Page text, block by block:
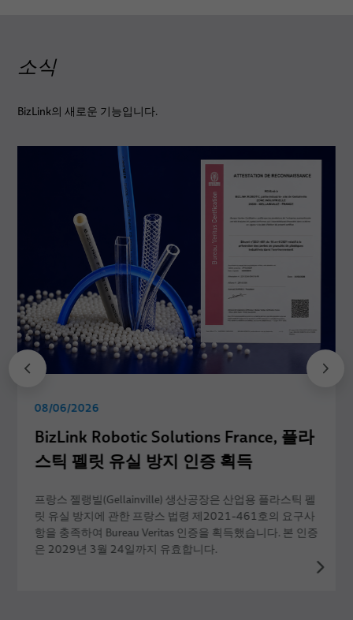
소식
BizLink의 새로운 기능입니다.
08/06/2026
BizLink Robotic Solutions France, 플라
스틱 펠릿 유실 방지 인증 획득
프랑스 젤랭빌(Gellainville) 생산공장은 산업용 플라스틱 펠
릿 유실 방지에 관한 프랑스 법령 제2021-461호의 요구사
항을 충족하여 Bureau Veritas 인증을 획득했습니다. 본 인증
은 2029년 3월 24일까지 유효합니다.